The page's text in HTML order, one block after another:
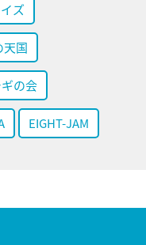
ズ
天国
の会
EIGHT-JAM